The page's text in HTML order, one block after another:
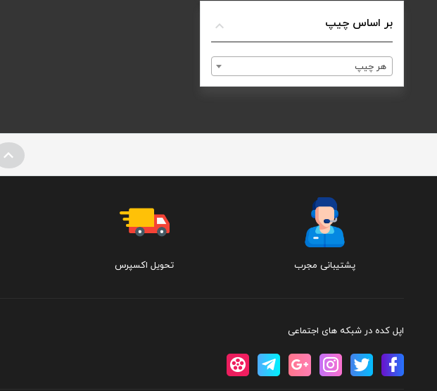
بر اساس چیپ
هر چیپ
پشتیبانی مجرب تحویل اکسپرس
اپل کده در شبکه های اجتماعی